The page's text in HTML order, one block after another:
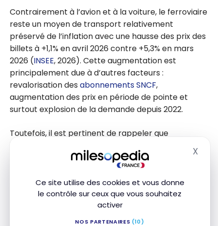
Ce site utilise des cookies et vous donne
le contrôle sur ceux que vous souhaitez
activer
NOS PARTENAIRES (10)
X
Contrairement à l’avion et à la voiture, le ferroviaire
reste un moyen de transport relativement
préservé de l’inflation avec une hausse des prix des
billets à +1,1% en avril 2026 contre +5,3% en mars
2026 (INSEE, 2026). Cette augmentation est
principalement due à d’autres facteurs :
revalorisation des abonnements SNCF,
augmentation des prix en période de pointe et
surtout explosion de la demande depuis 2022.
Toutefois, il est pertinent de rappeler que
l’avantage est néanmoins le plus visible du côté du
a récemment proposé plus de
à 19 euros en seconde et 29
euros en première pour voyager du 3 au 31 août. Sur
les trajets comparés, des écarts parlants
apparaissaient en mars : TGV Paris-Barcelone dès
39 € contre environ 126 € en avion, ou Eurostar